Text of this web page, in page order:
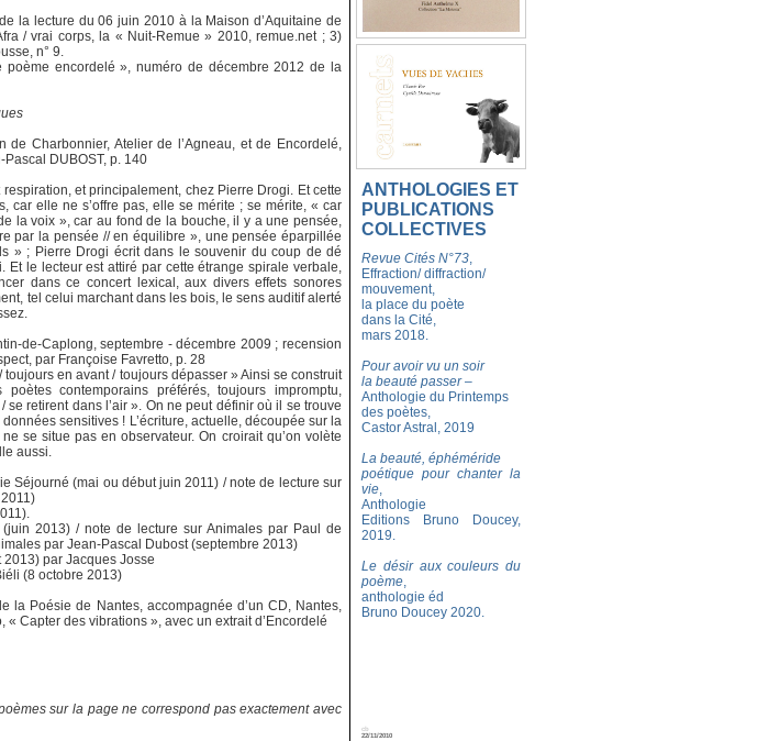
la lecture du 06 juin 2010 à la Maison d’Aquitaine de
/ vrai corps, la « Nuit-Remue » 2010, remue.net ; 3)
n° 9.
encordelé », numéro de décembre 2012 de la
Charbonnier, Atelier de l’Agneau, et de Encordelé,
DUBOST, p. 140
et principalement, chez Pierre Drogi. Et cette
car elle ne s’offre pas, elle se mérite ; se mérite, « car
la voix », car au fond de la bouche, il y a une pensée,
par la pensée // en équilibre », une pensée éparpillée
» ; Pierre Drogi écrit dans le souvenir du coup de dé
le lecteur est attiré par cette étrange spirale verbale,
dans ce concert lexical, aux divers effets sonores
tel celui marchant dans les bois, le sens auditif alerté
de-Caplong, septembre - décembre 2009 ; recension
par Françoise Favretto, p. 28
en avant / toujours dépasser » Ainsi se construit
contemporains préférés, toujours impromptu,
retirent dans l’air ». On ne peut définir où il se trouve
sensitives ! L’écriture, actuelle, découpée sur la
se situe pas en observateur. On croirait qu’on volète
aussi.
Séjourné (mai ou début juin 2011) / note de lecture sur
2013) / note de lecture sur Animales par Paul de
par Jean-Pascal Dubost (septembre 2013)
par Jacques Josse
(8 octobre 2013)
la Poésie de Nantes, accompagnée d’un CD, Nantes,
Capter des vibrations », avec un extrait d’Encordelé
sur la page ne correspond pas exactement avec
ANTHOLOGIES ET
PUBLICATIONS
COLLECTIVES
Revue Cités N°73,
Effraction/ diffraction/
mouvement,
la place du poète
dans la Cité,
mars 2018.
Pour avoir vu un soir
la beauté passer–
Anthologie du Printemps
des poètes,
Castor Astral, 2019
La beauté, éphéméride
poétique pour chanter la
vie,
Anthologie
Editions Bruno Doucey,
2019.
Le désir aux couleurs du
poème,
anthologie éd
Bruno Doucey 2020.
cb
22/11/2010